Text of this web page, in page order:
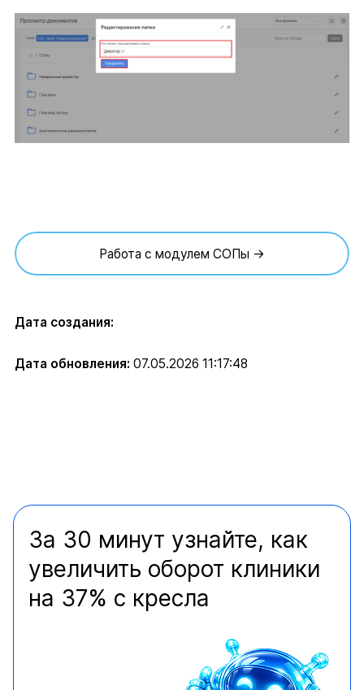
Работа с модулем СОПы →
Дата создания:
Дата обновления: 07.05.2026 11:17:48
За 30 минут узнайте, как
увеличить оборот клиники
на 37% с кресла